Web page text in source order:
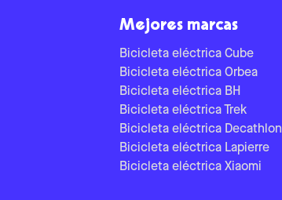
Mejores marcas
Bicicleta eléctrica Cube
Bicicleta eléctrica Orbea
Bicicleta eléctrica BH
Bicicleta eléctrica Trek
Bicicleta eléctrica Decathlon
Bicicleta eléctrica Lapierre
Bicicleta eléctrica Xiaomi